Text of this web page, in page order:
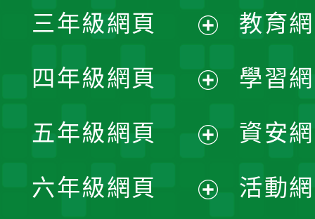
選
單
開
選
單
三年級網頁
開
選
單
四年級網頁
開
選
五年級網頁
開
六年級網頁
教育
學習
資安
活動